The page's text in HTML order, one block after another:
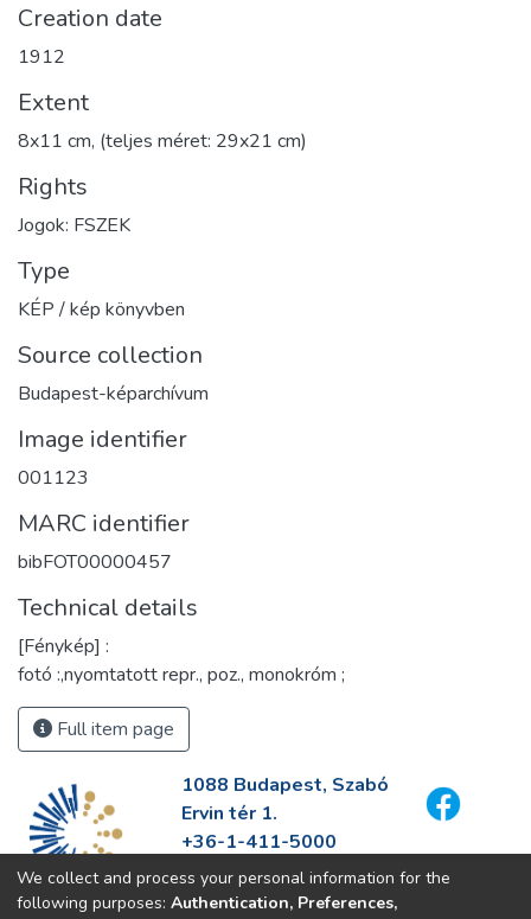
Creation date
1912
Extent
8x11 cm, (teljes méret: 29x21 cm)
Rights
Jogok: FSZEK
Type
KÉP / kép könyvben
Source collection
Budapest-képarchívum
Image identifier
001123
MARC identifier
bibFOT00000457
Technical details
[Fénykép] :
fotó :,nyomtatott repr., poz., monokróm ;
Full item page
1088 Budapest, Szabó
Ervin tér 1.
+36-1-411-5000
info@fszek.hu
https://fszek.hu
We collect and process your personal information for the
following purposes: Authentication, Preferences,